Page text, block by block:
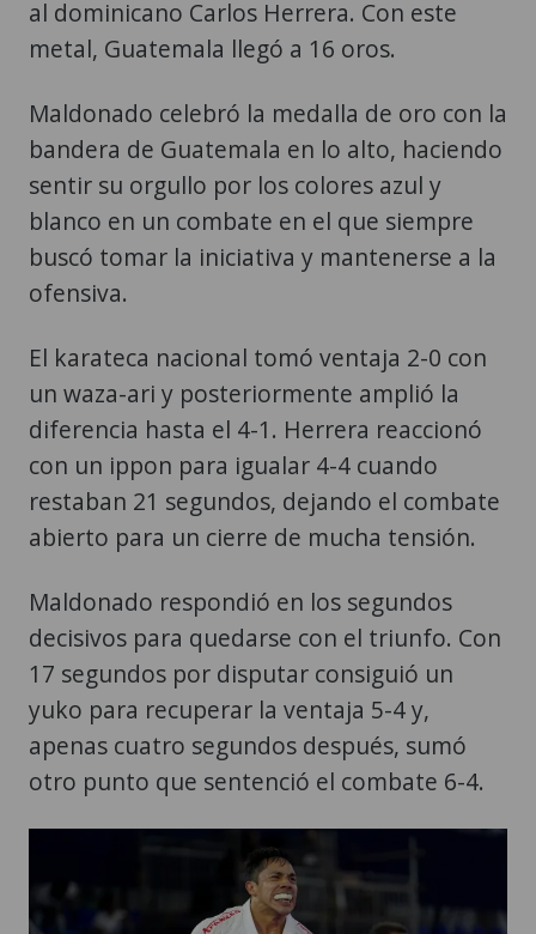
al dominicano Carlos Herrera. Con este
metal, Guatemala llegó a 16 oros.
Maldonado celebró la medalla de oro con la
bandera de Guatemala en lo alto, haciendo
sentir su orgullo por los colores azul y
blanco en un combate en el que siempre
buscó tomar la iniciativa y mantenerse a la
ofensiva.
El karateca nacional tomó ventaja 2-0 con
un waza-ari y posteriormente amplió la
diferencia hasta el 4-1. Herrera reaccionó
con un ippon para igualar 4-4 cuando
restaban 21 segundos, dejando el combate
abierto para un cierre de mucha tensión.
Maldonado respondió en los segundos
decisivos para quedarse con el triunfo. Con
17 segundos por disputar consiguió un
yuko para recuperar la ventaja 5-4 y,
apenas cuatro segundos después, sumó
otro punto que sentenció el combate 6-4.